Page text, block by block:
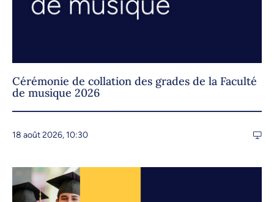
Cérémonie de collation des grades de la Faculté
de musique 2026
18 août 2026, 10:30